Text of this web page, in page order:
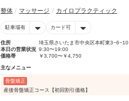
整体 マッサージ カイロプラクティック
駐車場有 カード可
住所
埼玉県さいたま市中央区本町東3−6−10
本日の営業状況 9:30〜19:00
価格帯
￥3,700〜￥4,750
主なメニュー
骨盤矯正
産後骨盤矯正コース【初回割引価格】